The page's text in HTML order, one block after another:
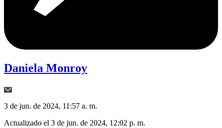
Daniela Monroy
3 de jun. de 2024, 11:57 a. m.
Actualizado el 3 de jun. de 2024, 12:02 p. m.